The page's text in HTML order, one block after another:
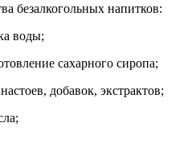
безалкогольных напитков:
воды;
сахарного сиропа;
добавок, экстрактов;